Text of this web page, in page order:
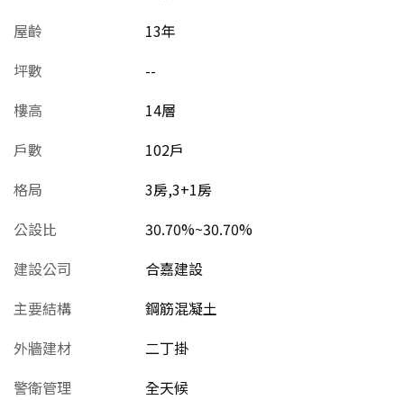
屋齡
13年
坪數
--
樓高
14層
戶數
102戶
格局
3房,3+1房
公設比
30.70%~30.70%
建設公司
合嘉建設
主要結構
鋼筋混凝土
外牆建材
二丁掛
警衛管理
全天候